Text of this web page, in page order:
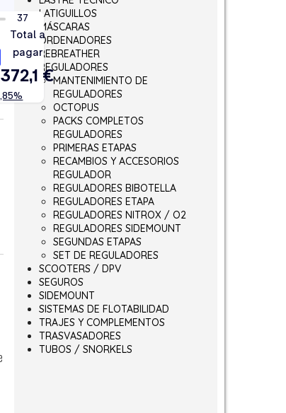
LATIGUILLOS
MÁSCARAS
ORDENADORES
REBREATHER
REGULADORES
MANTENIMIENTO DE
REGULADORES
OCTOPUS
PACKS COMPLETOS
REGULADORES
PRIMERAS ETAPAS
RECAMBIOS Y ACCESORIOS
REGULADOR
REGULADORES BIBOTELLA
REGULADORES ETAPA
REGULADORES NITROX / O2
REGULADORES SIDEMOUNT
SEGUNDAS ETAPAS
SET DE REGULADORES
SCOOTERS / DPV
SEGUROS
SIDEMOUNT
SISTEMAS DE FLOTABILIDAD
TRAJES Y COMPLEMENTOS
TRASVASADORES
TUBOS / SNORKELS